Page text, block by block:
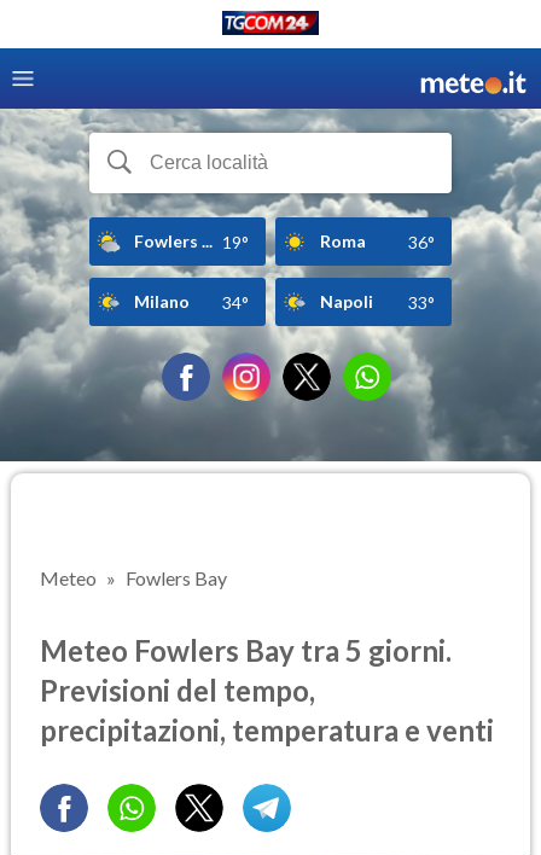
Fowlers ... 19° Roma 36°
Milano 34° Napoli 33°
Meteo Fowlers Bay
Meteo Fowlers Bay tra 5 giorni.
Previsioni del tempo,
precipitazioni, temperatura e venti